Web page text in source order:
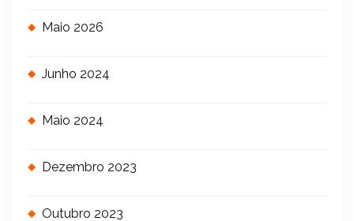
Maio 2026
Junho 2024
Maio 2024
Dezembro 2023
Outubro 2023